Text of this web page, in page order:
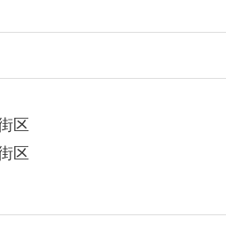
区
区